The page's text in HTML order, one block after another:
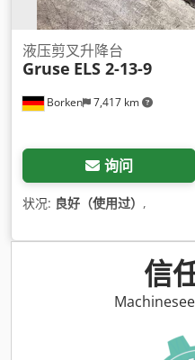
Borken 7,417 km
液压剪叉升降台
Gruse ELS 2-13-9
询问
状况: 良好（使用过） ,
信